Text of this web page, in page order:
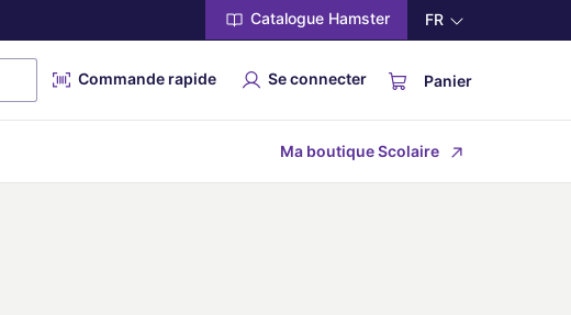
FR
Catalogue Hamster
Commande rapide Se connecter Panier
Ma boutique Scolaire